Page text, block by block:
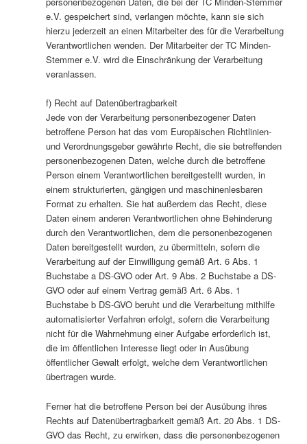
e.V. gespeichert sind, verlangen möchte, kann sie sich
hierzu jederzeit an einen Mitarbeiter des für die Verarbeitung
Verantwortlichen wenden. Der Mitarbeiter der TC Minden-
Stemmer e.V. wird die Einschränkung der Verarbeitung
veranlassen.
f) Recht auf Datenübertragbarkeit
Jede von der Verarbeitung personenbezogener Daten
betroffene Person hat das vom Europäischen Richtlinien-
und Verordnungsgeber gewährte Recht, die sie betreffenden
personenbezogenen Daten, welche durch die betroffene
Person einem Verantwortlichen bereitgestellt wurden, in
einem strukturierten, gängigen und maschinenlesbaren
Format zu erhalten. Sie hat außerdem das Recht, diese
Daten einem anderen Verantwortlichen ohne Behinderung
durch den Verantwortlichen, dem die personenbezogenen
Daten bereitgestellt wurden, zu übermitteln, sofern die
Verarbeitung auf der Einwilligung gemäß Art. 6 Abs. 1
Buchstabe a DS-GVO oder Art. 9 Abs. 2 Buchstabe a DS-
GVO oder auf einem Vertrag gemäß Art. 6 Abs. 1
Buchstabe b DS-GVO beruht und die Verarbeitung mithilfe
automatisierter Verfahren erfolgt, sofern die Verarbeitung
nicht für die Wahrnehmung einer Aufgabe erforderlich ist,
die im öffentlichen Interesse liegt oder in Ausübung
öffentlicher Gewalt erfolgt, welche dem Verantwortlichen
übertragen wurde.
Ferner hat die betroffene Person bei der Ausübung ihres
Rechts auf Datenübertragbarkeit gemäß Art. 20 Abs. 1 DS-
GVO das Recht, zu erwirken, dass die personenbezogenen